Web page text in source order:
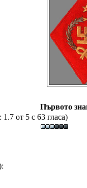
Първото
от 5 с 63 гласа)